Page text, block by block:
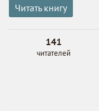
Читать книгу
141
читателей